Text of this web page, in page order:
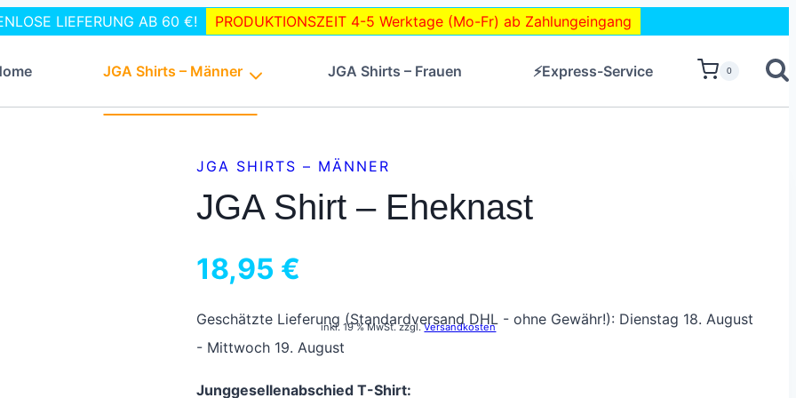
LIEFERUNG AB 60 €! PRODUKTIONSZEIT 4-5 Werktage (Mo-Fr) ab Zahlungeingang
JGA Shirts – Männer JGA Shirts – Frauen ⚡Express-Service 0
JGA SHIRTS – MÄNNER
JGA Shirt – Eheknast
18,95 €
Geschätzte Lieferung (Standardversand DHL - ohne Gewähr!): Dienstag 18. August
- Mittwoch 19. August
inkl. 19 % MwSt. zzgl.Versandkosten
Junggesellenabschied T-Shirt: